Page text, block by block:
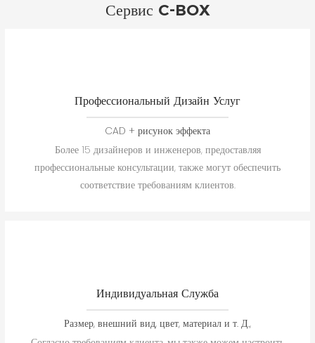
Сервис C-BOX
Профессиональный Дизайн Услуг
CAD + рисунок эффекта
Более 15 дизайнеров и инженеров, предоставляя
профессиональные консультации, также могут обеспечить
соответствие требованиям клиентов.
Индивидуальная Служба
Размер, внешний вид, цвет, материал и т. Д.,